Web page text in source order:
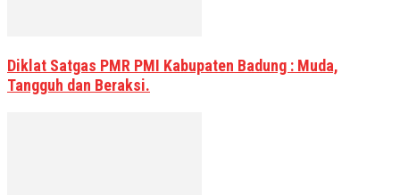
Diklat Satgas PMR PMI Kabupaten Badung : Muda,
Tangguh dan Beraksi.